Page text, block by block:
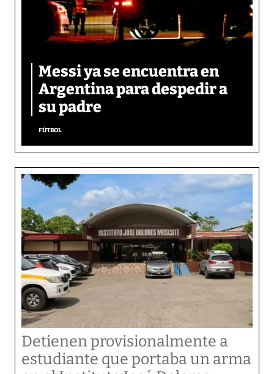
Messi ya se encuentra en
Argentina para despedir a
su padre
FÚTBOL
Detienen provisionalmente a
estudiante que portaba un arma